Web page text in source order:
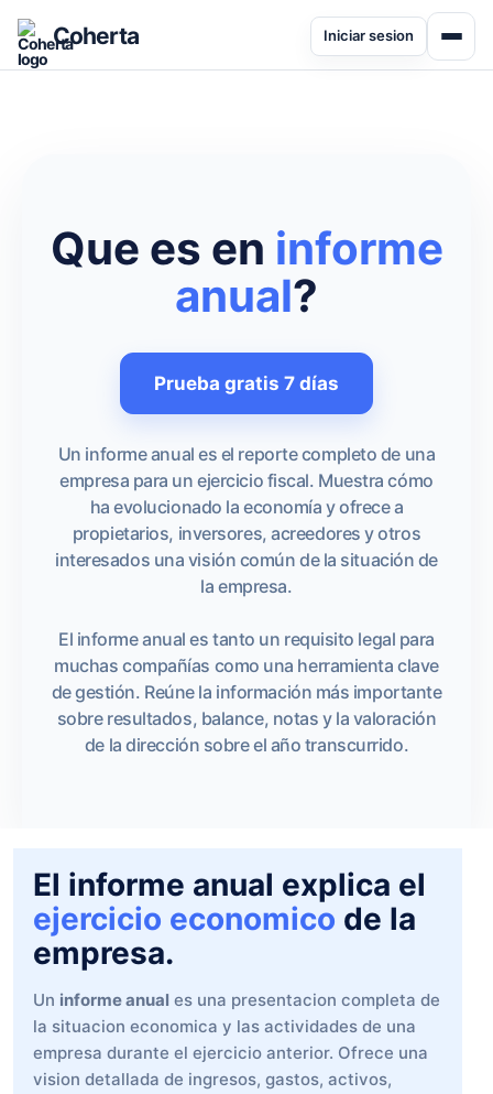
Coherta Iniciar sesion
Que es en informe
anual?
Prueba gratis 7 días
Un informe anual es el reporte completo de una
empresa para un ejercicio fiscal. Muestra cómo
ha evolucionado la economía y ofrece a
propietarios, inversores, acreedores y otros
interesados una visión común de la situación de
la empresa.
El informe anual es tanto un requisito legal para
muchas compañías como una herramienta clave
de gestión. Reúne la información más importante
sobre resultados, balance, notas y la valoración
de la dirección sobre el año transcurrido.
El informe anual explica el
ejercicio economico de la
empresa.
Un informe anual es una presentacion completa de
la situacion economica y las actividades de una
empresa durante el ejercicio anterior. Ofrece una
vision detallada de ingresos, gastos, activos,